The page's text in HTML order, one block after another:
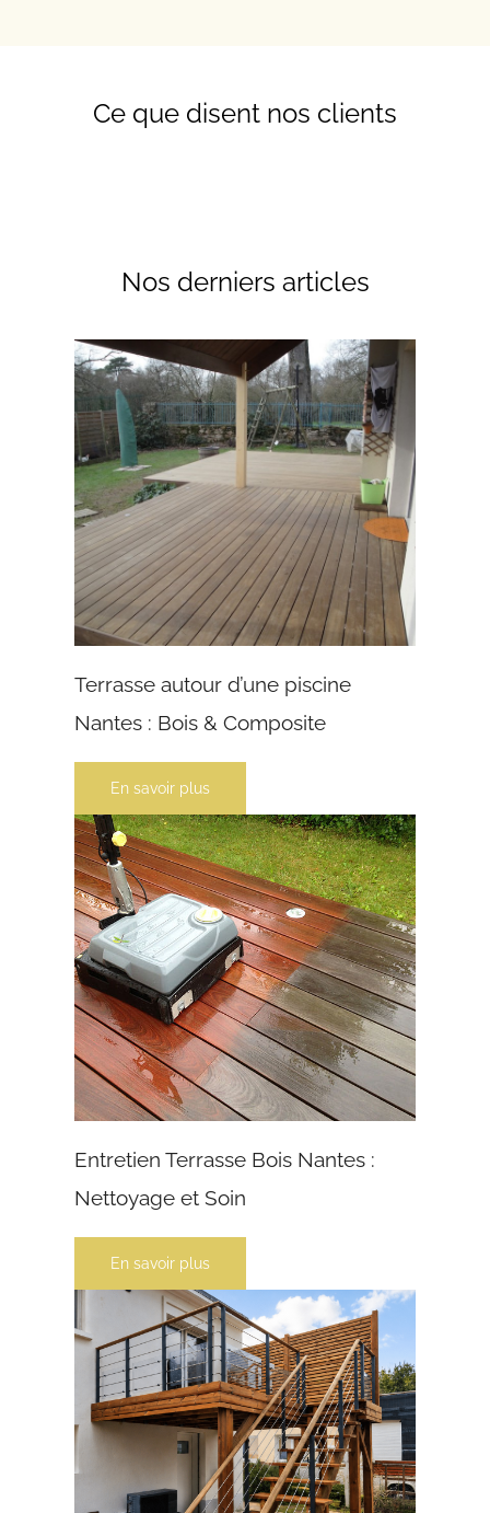
Ce que disent nos clients
Nos derniers articles
Terrasse autour d’une piscine
Nantes : Bois & Composite
En savoir plus
Entretien Terrasse Bois Nantes :
Nettoyage et Soin
En savoir plus